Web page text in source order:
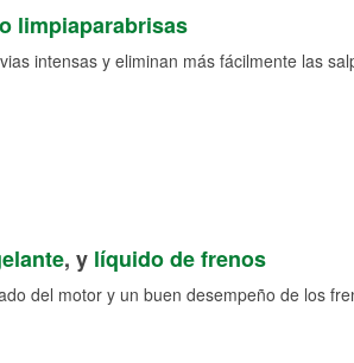
limpiaparabrisas
intensas y eliminan más fácilmente las
, y líquido de frenos
del motor y un buen desempeño de los